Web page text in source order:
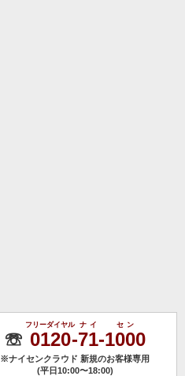
☏ 0120
フリーダイヤル
-71
ナイ
-1000
セン
※ナイセンクラウド 新規のお客様専用
(平日10:00〜18:00)